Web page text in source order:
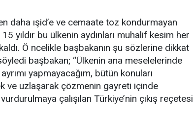
daha ışid’e ve cemaate toz kondurmayan
yıldır bu ülkenin aydınları muhalif kesim her
Ö ncelikle başbakanın şu sözlerine dikkat
başbakan; “Ülkenin ana meselelerinde
yapmayacağım, bütün konuları
ve uzlaşarak çözmenin gayreti içinde
çalışılan Türkiye’nin çıkış reçetesi